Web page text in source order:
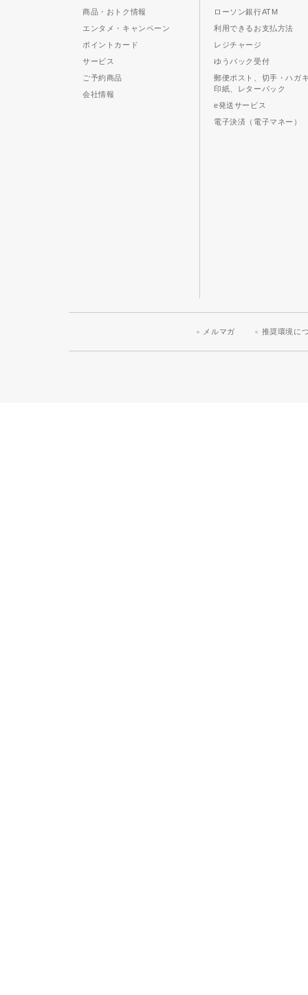
商品・おトク情報
エンタメ・キャンペーン
ポイントカード
サービス
ご予約商品
会社情報
ローソン銀行ATM
利用できるお支払方法
レジチャージ
ゆうパック受付
郵便ポスト、切手・ハガ
印紙、レターパック
e発送サービス
電子決済（電子マネー）
メルマガ 推奨環境に